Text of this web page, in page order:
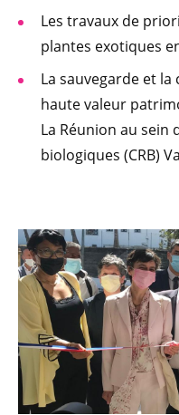
Les travaux de
plantes exotiques
La sauvegarde et
haute valeur
La Réunion au sein
biologiques (CRB)